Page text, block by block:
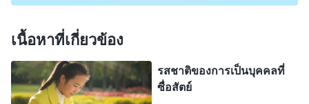
ได้ คิดว่า “ฉันทำหน้าที่ของฉันสม่ำเสมออย่าง
กระตือรือร้น แล้วทำไมพระเจ้าถึงไม่ทรงคุ้มครองฉัน?
เงียบๆ ว่า “ข้าแต่พระเจ้า พระองค์ทรงเปี่ยมมหิทธิฤทธิ์
และสุขภาพของข้าพระองค์อยู่ในพระหัตถ์ของพระองค์
เนื้อหาที่เกี่ยวข้อง
รสชาติของการเป็นบุคคลที่
ซื่อสัตย์